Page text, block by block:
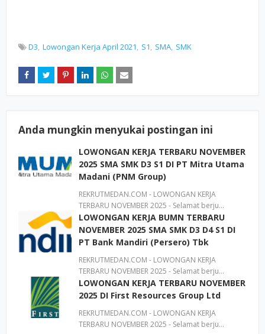
D3 Lowongan Kerja April 2021 S1 SMA SMK
Anda mungkin menyukai postingan ini
LOWONGAN KERJA TERBARU NOVEMBER
2025 SMA SMK D3 S1 DI PT Mitra Utama
Madani (PNM Group)
REKRUTMEDAN.COM - LOWONGAN KERJA
TERBARU NOVEMBER 2025 - Selamat berju…
LOWONGAN KERJA BUMN TERBARU
NOVEMBER 2025 SMA SMK D3 D4 S1 DI
PT Bank Mandiri (Persero) Tbk
REKRUTMEDAN.COM - LOWONGAN KERJA
TERBARU NOVEMBER 2025 - Selamat berju…
LOWONGAN KERJA TERBARU NOVEMBER
2025 DI First Resources Group Ltd
REKRUTMEDAN.COM - LOWONGAN KERJA
TERBARU NOVEMBER 2025 - Selamat berju…